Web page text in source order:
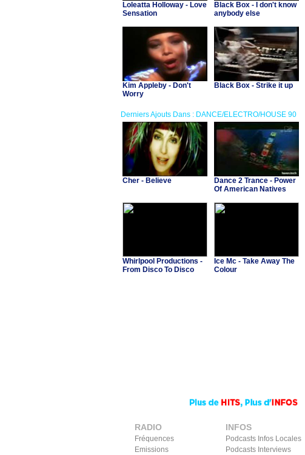
Loleatta Holloway - Love
Sensation
Black Box - I don't know
anybody else
Kim Appleby - Don't
Worry
Black Box - Strike it up
Derniers Ajouts Dans : DANCE/ELECTRO/HOUSE 90
Cher - Believe
Dance 2 Trance - Power
Of American Natives
Whirlpool Productions -
From Disco To Disco
Ice Mc - Take Away The
Colour
RADIO
Fréquences
Emissions
INFOS
Podcasts Infos Locales
Podcasts Interviews